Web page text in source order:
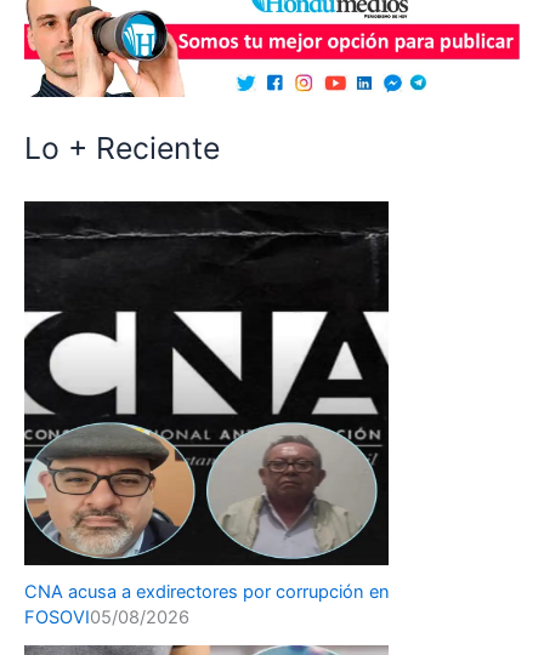
Lo + Reciente
CNA acusa a exdirectores por corrupción en
FOSOVI05/08/2026